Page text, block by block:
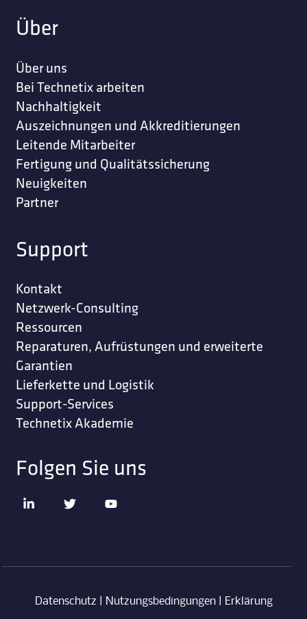
Über
Über uns
Bei Technetix arbeiten
Nachhaltigkeit
Auszeichnungen und Akkreditierungen
Leitende Mitarbeiter
Fertigung und Qualitätssicherung
Neuigkeiten
Partner
Support
Kontakt
Netzwerk-Consulting
Ressourcen
Reparaturen, Aufrüstungen und erweiterte
Garantien
Lieferkette und Logistik
Support-Services
Technetix Akademie
Folgen Sie uns
Datenschutz Nutzungsbedingungen| Erklärung